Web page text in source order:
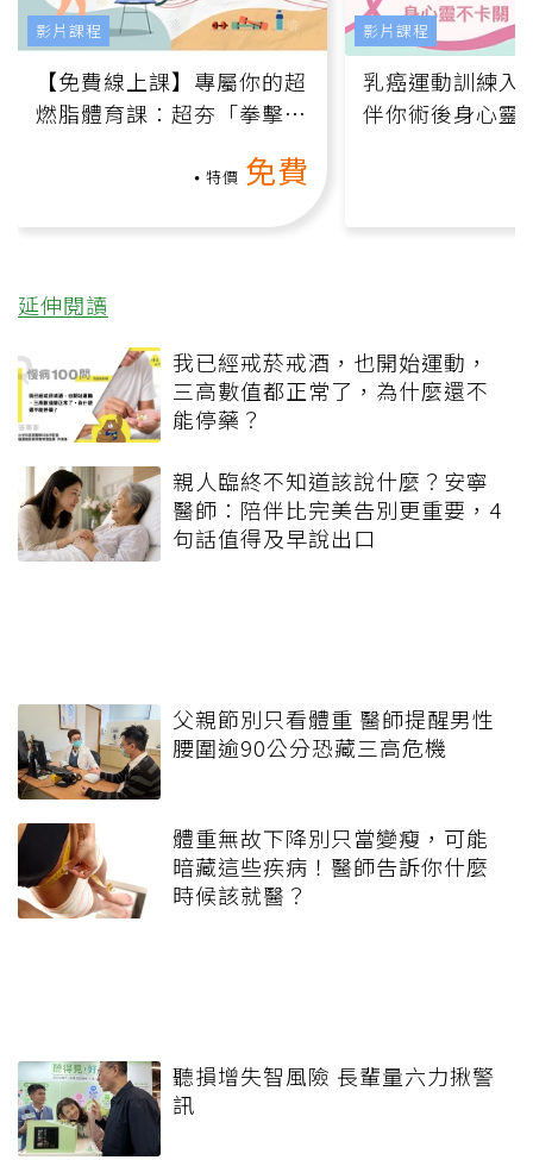
【免費線上課】專屬你的超
燃脂體育課：超夯「拳擊有
特價 免費
影片課程
乳癌運動訓練入
伴你術後身心靈
影片課程
延伸閱讀
我已經戒菸戒酒，也開始運動，
三高數值都正常了，為什麼還不
能停藥？
親人臨終不知道該說什麼？安寧
醫師：陪伴比完美告別更重要，4
句話值得及早說出口
父親節別只看體重 醫師提醒男性
腰圍逾90公分恐藏三高危機
體重無故下降別只當變瘦，可能
暗藏這些疾病！醫師告訴你什麼
時候該就醫？
聽損增失智風險 長輩量六力揪警
訊